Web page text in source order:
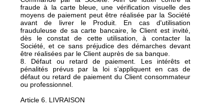
fraude à la carte bleue, une vérification visuelle des
moyens de paiement peut être réalisée par la Société
avant de livrer le Produit. En cas d'utilisation
frauduleuse de sa carte bancaire, le Client est invité,
dès le constat de cette utilisation, à contacter la
Société, et ce sans préjudice des démarches devant
être réalisées par le Client auprès de sa banque.
8. Défaut ou retard de paiement. Les intérêts et
pénalités prévus par la loi s’appliquent en cas de
défaut ou retard de paiement du Client consommateur
ou professionnel.
Article 6. LIVRAISON